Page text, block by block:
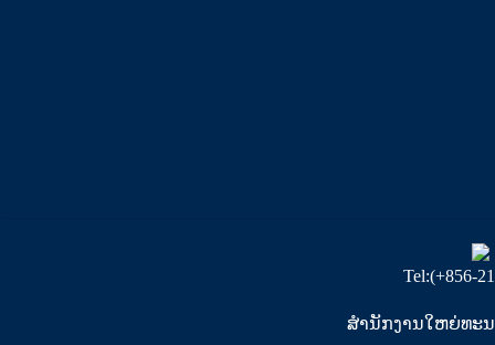
Tel:(+856-
ສຳນັກງານໃຫຍ່ທະນ